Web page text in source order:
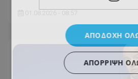
ΑΠΟΔΟΧΉ
ΑΠΌΡΡΙΨΗ